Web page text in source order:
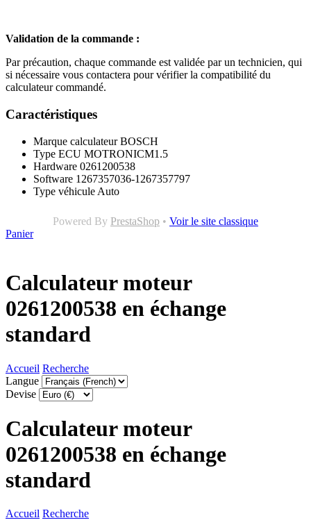
Validation de la commande :
Par précaution, chaque commande est validée par un technicien, qui
si nécessaire vous contactera pour vérifier la compatibilité du
calculateur commandé.
Caractéristiques
Marque calculateur BOSCH
Type ECU MOTRONICM1.5
Hardware 0261200538
Software 1267357036-1267357797
Type véhicule Auto
Powered By PrestaShop • Voir le site classique
Panier
Calculateur moteur
0261200538 en échange
standard
Accueil Recherche
Langue
Devise
Calculateur moteur
0261200538 en échange
standard
Accueil Recherche